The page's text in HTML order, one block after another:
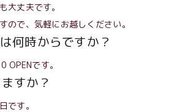
大丈夫です。
ので、気軽にお越しください。
何時からですか？
OPENです。
すか？
です。